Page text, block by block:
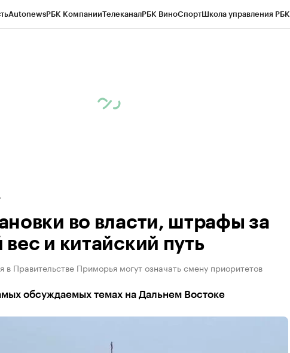
AutonewsРБК КомпанииТелеканалРБК ВиноСпортШкола управления РБК
во власти, штрафы за
и китайский путь
в Правительстве Приморья могут означать смену приоритетов
обсуждаемых темах на Дальнем Востоке